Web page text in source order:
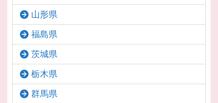
山形県
福島県
茨城県
栃木県
群馬県